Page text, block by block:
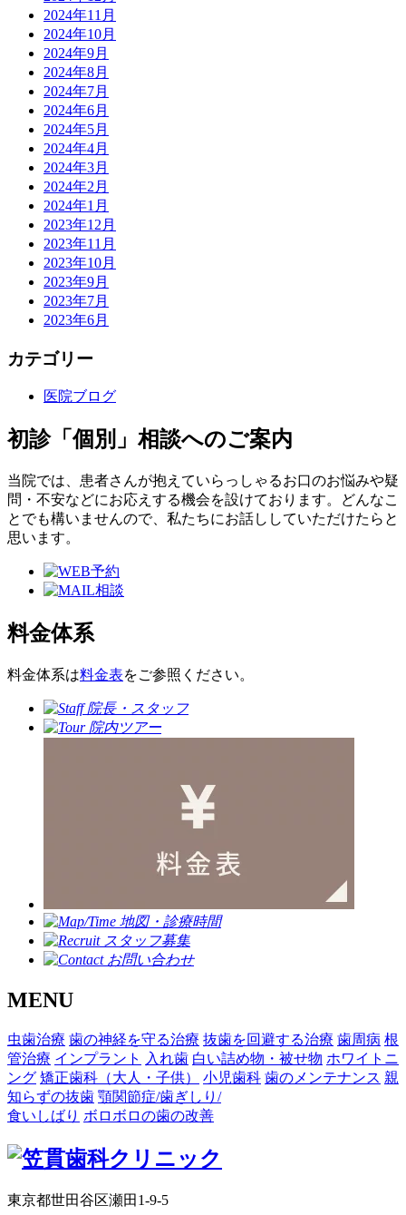
2024年11月
2024年10月
2024年9月
2024年8月
2024年7月
2024年6月
2024年5月
2024年4月
2024年3月
2024年2月
2024年1月
2023年12月
2023年11月
2023年10月
2023年9月
2023年7月
2023年6月
カテゴリー
医院ブログ
初診「個別」相談へのご案内
当院では、患者さんが抱えていらっしゃるお口のお悩みや疑
問・不安などにお応えする機会を設けております。どんなこ
とでも構いませんので、私たちにお話ししていただけたらと
思います。
料金体系
料金体系は料金表をご参照ください。
MENU
虫歯治療 歯の神経を守る治療 抜歯を回避する治療 歯周病 根
管治療 インプラント 入れ歯 白い詰め物・被せ物 ホワイトニ
ング 矯正歯科（大人・子供） 小児歯科 歯のメンテナンス 親
知らずの抜歯 顎関節症/歯ぎしり/
食いしばり ボロボロの歯の改善
東京都世田谷区瀬田1-9-5